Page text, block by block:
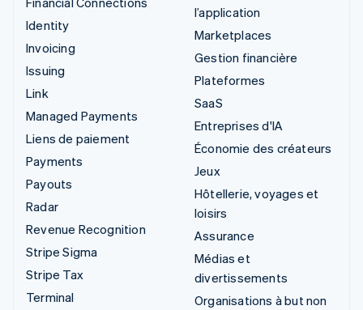
Identity
Invoicing
Issuing
Link
Managed Payments
Liens de paiement
Payments
Payouts
Radar
Revenue Recognition
Stripe Sigma
Stripe Tax
Terminal
l’application
Marketplaces
Gestion financière
Plateformes
SaaS
Entreprises d'IA
Économie des créateurs
Jeux
Hôtellerie, voyages et
loisirs
Assurance
Médias et
divertissements
Organisations à but non